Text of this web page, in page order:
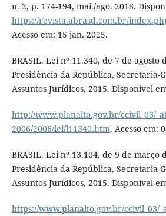
n. 2, p. 174-194, mai./ago. 2018.
https://revista.abrasd.com.br/
Acesso em: 15 jan. 2025.
BRASIL. Lei nº 11.340, de 7 de agosto
Presidência da República, Secretaria-
Assuntos Jurídicos, 2015. Disponível
http://www.planalto.gov.br/ccivil_03/
2006/2006/lei/l11340.htm. Acesso em:
BRASIL. Lei nº 13.104, de 9 de março
Presidência da República, Secretaria-
Assuntos Jurídicos, 2015. Disponível
https://www.planalto.gov.br/ccivil_03/